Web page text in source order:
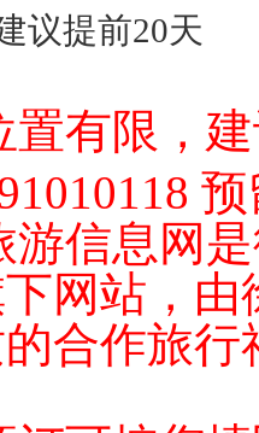
议提前20天
有限，
信息网
网站，
的合作旅